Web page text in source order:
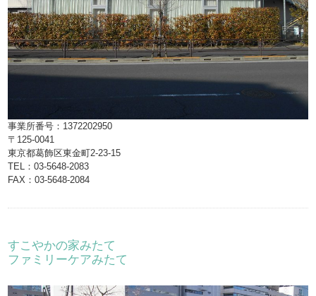
事業所番号：1372202950
〒125-0041
東京都葛飾区東金町2-23-15
TEL：03-5648-2083
FAX：03-5648-2084
すこやかの家みたて
ファミリーケアみたて